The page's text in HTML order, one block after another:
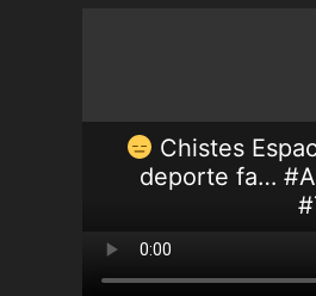
Chistes
deporte fa…